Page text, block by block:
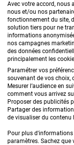
L'inscription à la
commerciales de la
vous désabonner.
politique de
SUIVEZ-
Avec votre accord, nous
nous et/ou nos
fonctionnement du site,
solution tiers pour ne
informations
nos campagnes
des données
principalement les
Paramétrer vos
souvenant de vos choix,
Mesurer l’audience en
comment vous arrivez
Proposer des publicités
Partager des
de visualiser du contenu
Pour plus
paramètres. Sachez